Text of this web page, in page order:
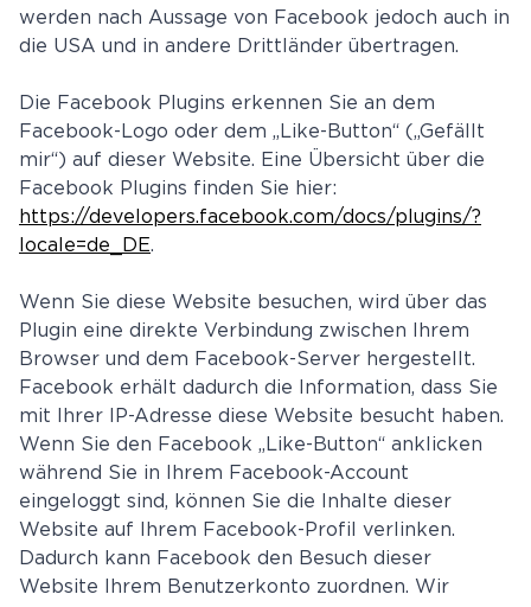
werden nach Aussage von Facebook jedoch auch in
die USA und in andere Drittländer übertragen.
Die Facebook Plugins erkennen Sie an dem
Facebook-Logo oder dem „Like-Button“ („Gefällt
mir“) auf dieser Website. Eine Übersicht über die
Facebook Plugins finden Sie hier:
https://developers.facebook.com/docs/plugins/?
locale=de_DE.
Wenn Sie diese Website besuchen, wird über das
Plugin eine direkte Verbindung zwischen Ihrem
Browser und dem Facebook-Server hergestellt.
Facebook erhält dadurch die Information, dass Sie
mit Ihrer IP-Adresse diese Website besucht haben.
Wenn Sie den Facebook „Like-Button“ anklicken
während Sie in Ihrem Facebook-Account
eingeloggt sind, können Sie die Inhalte dieser
Website auf Ihrem Facebook-Profil verlinken.
Dadurch kann Facebook den Besuch dieser
Website Ihrem Benutzerkonto zuordnen. Wir